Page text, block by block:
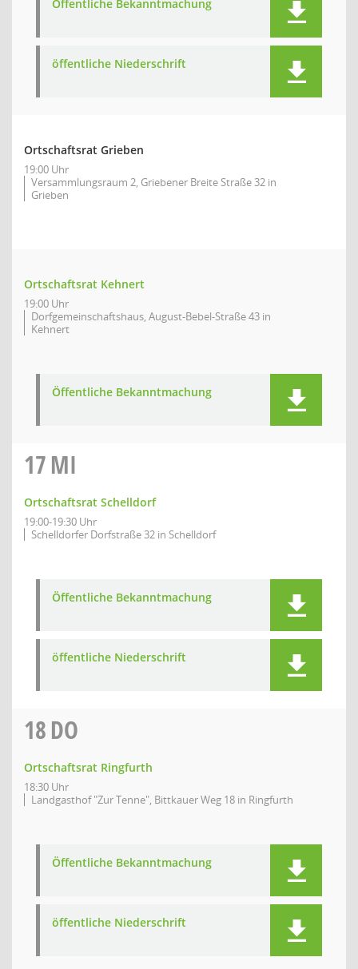
Öffentliche Bekanntmachung
öffentliche Niederschrift
Ortschaftsrat Grieben
19:00 Uhr
Versammlungsraum 2, Griebener Breite Straße 32 in
Grieben
Ortschaftsrat Kehnert
19:00 Uhr
Dorfgemeinschaftshaus, August-Bebel-Straße 43 in
Kehnert
Öffentliche Bekanntmachung
17MI
Ortschaftsrat Schelldorf
19:00-19:30 Uhr
Schelldorfer Dorfstraße 32 in Schelldorf
Öffentliche Bekanntmachung
öffentliche Niederschrift
18DO
Ortschaftsrat Ringfurth
18:30 Uhr
Landgasthof "Zur Tenne", Bittkauer Weg 18 in Ringfurth
Öffentliche Bekanntmachung
öffentliche Niederschrift